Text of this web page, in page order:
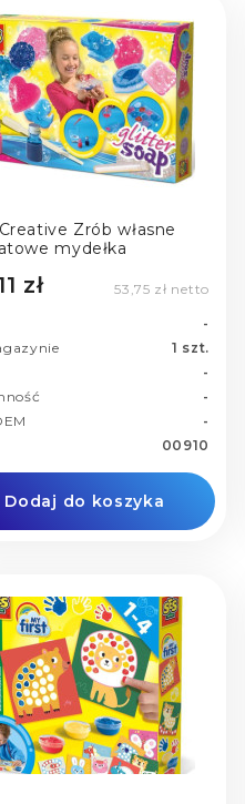
Zrób własne
mydełka
zł 53,75 zł netto
-
1 szt.
-
-
-
00910
Dodaj do koszyka